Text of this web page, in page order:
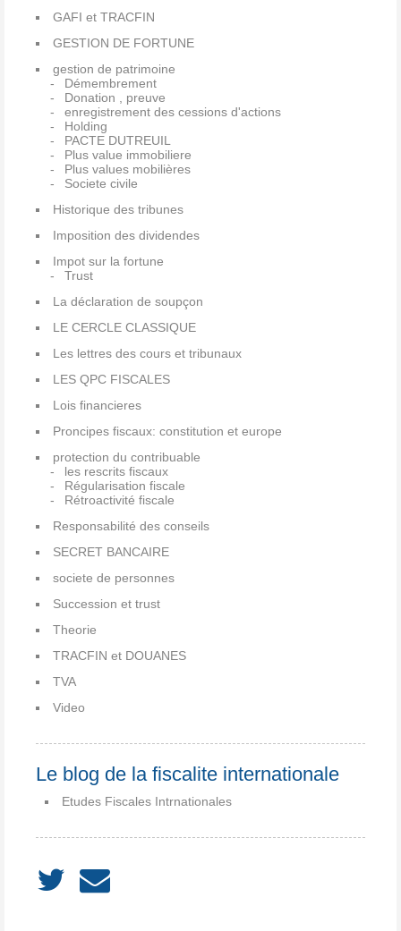
GAFI et TRACFIN
GESTION DE FORTUNE
gestion de patrimoine
Démembrement
Donation , preuve
enregistrement des cessions d'actions
Holding
PACTE DUTREUIL
Plus value immobiliere
Plus values mobilières
Societe civile
Historique des tribunes
Imposition des dividendes
Impot sur la fortune
Trust
La déclaration de soupçon
LE CERCLE CLASSIQUE
Les lettres des cours et tribunaux
LES QPC FISCALES
Lois financieres
Proncipes fiscaux: constitution et europe
protection du contribuable
les rescrits fiscaux
Régularisation fiscale
Rétroactivité fiscale
Responsabilité des conseils
SECRET BANCAIRE
societe de personnes
Succession et trust
Theorie
TRACFIN et DOUANES
TVA
Video
Le blog de la fiscalite internationale
Etudes Fiscales Intrnationales